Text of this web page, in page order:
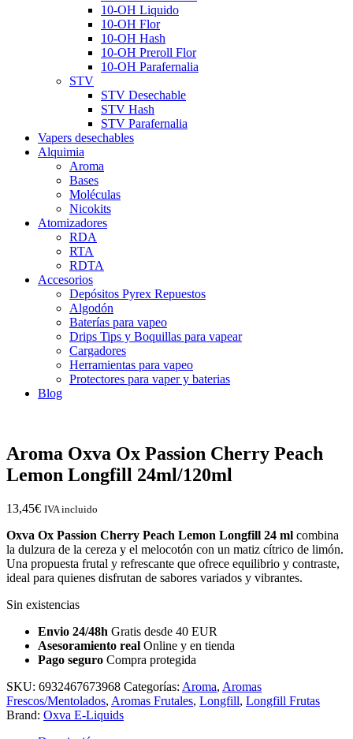
10-OH Liquido
10-OH Flor
10-OH Hash
10-OH Preroll Flor
10-OH Parafernalia
STV
STV Desechable
STV Hash
STV Parafernalia
Vapers desechables
Alquimia
Aroma
Bases
Moléculas
Nicokits
Atomizadores
RDA
RTA
RDTA
Accesorios
Depósitos Pyrex Repuestos
Algodón
Baterías para vapeo
Drips Tips y Boquillas para vapear
Cargadores
Herramientas para vapeo
Protectores para vaper y baterias
Blog
Aroma Oxva Ox Passion Cherry Peach
Lemon Longfill 24ml/120ml
13,45€ IVA incluido
Oxva Ox Passion Cherry Peach Lemon Longfill 24 ml combina
la dulzura de la cereza y el melocotón con un matiz cítrico de limón.
Una propuesta frutal y refrescante que ofrece equilibrio y contraste,
ideal para quienes disfrutan de sabores variados y vibrantes.
Sin existencias
Envio 24/48h Gratis desde 40 EUR
Asesoramiento real Online y en tienda
Pago seguro Compra protegida
SKU: 6932467673968 Categorías: Aroma, Aromas
Frescos/Mentolados, Aromas Frutales, Longfill, Longfill Frutas
Brand: Oxva E-Liquids